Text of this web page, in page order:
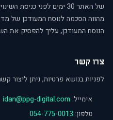
של האתר 30 ימים לפני
מהווה הסכמה לנוסח המעודכן של
הנוסח המעודכן, עליך להפסיק את
צרו קשר
לפניות בנושא פרטיות, ניתן ליצור
אימייל:
idan@ppg-digital.com
טלפון:
054-775-0013